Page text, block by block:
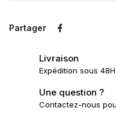
Partager
Livraison
Expédition sous
Une question ?
Contactez-nous